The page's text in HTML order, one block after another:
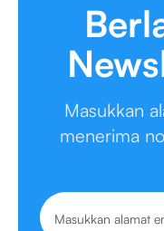
Masukkan
menerima